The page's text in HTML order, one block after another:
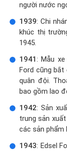
người nước
1939: Chi
khúc thị
1945.
1941: Mẫu
Ford cũng bắt
quân đội.
bao gồm lao
1942: Sản
trung sản
các sản phẩm
1943: Edsel